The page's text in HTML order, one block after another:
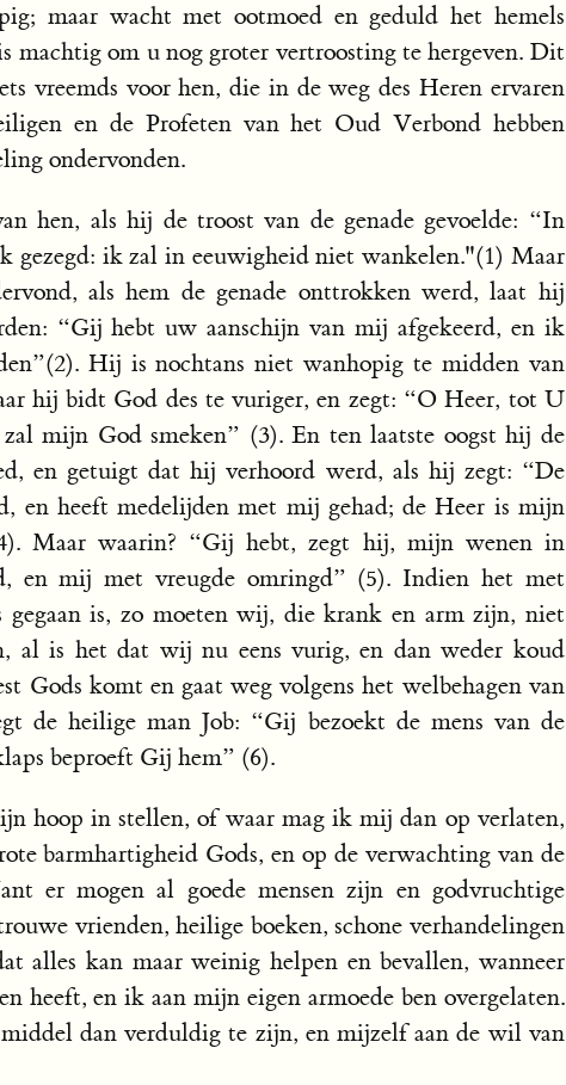
maar wacht met ootmoed en geduld het hemels
machtig om u nog groter vertroosting te hergeven. Dit
vreemds voor hen, die in de weg des Heren ervaren
en de Profeten van het Oud Verbond hebben
ondervonden.
hen, als hij de troost van de genade gevoelde: “In
gezegd: ik zal in eeuwigheid niet wankelen."(1) Maar
als hem de genade onttrokken werd, laat hij
“Gij hebt uw aanschijn van mij afgekeerd, en ik
Hij is nochtans niet wanhopig te midden van
hij bidt God des te vuriger, en zegt: “O Heer, tot U
mijn God smeken” (3). En ten laatste oogst hij de
en getuigt dat hij verhoord werd, als hij zegt: “De
en heeft medelijden met mij gehad; de Heer is mijn
Maar waarin? “Gij hebt, zegt hij, mijn wenen in
en mij met vreugde omringd” (5). Indien het met
gegaan is, zo moeten wij, die krank en arm zijn, niet
al is het dat wij nu eens vurig, en dan weder koud
Gods komt en gaat weg volgens het welbehagen van
de heilige man Job: “Gij bezoekt de mens van de
beproeft Gij hem” (6).
hoop in stellen, of waar mag ik mij dan op verlaten,
barmhartigheid Gods, en op de verwachting van de
er mogen al goede mensen zijn en godvruchtige
vrienden, heilige boeken, schone verhandelingen
alles kan maar weinig helpen en bevallen, wanneer
heeft, en ik aan mijn eigen armoede ben overgelaten.
middel dan verduldig te zijn, en mijzelf aan de wil van